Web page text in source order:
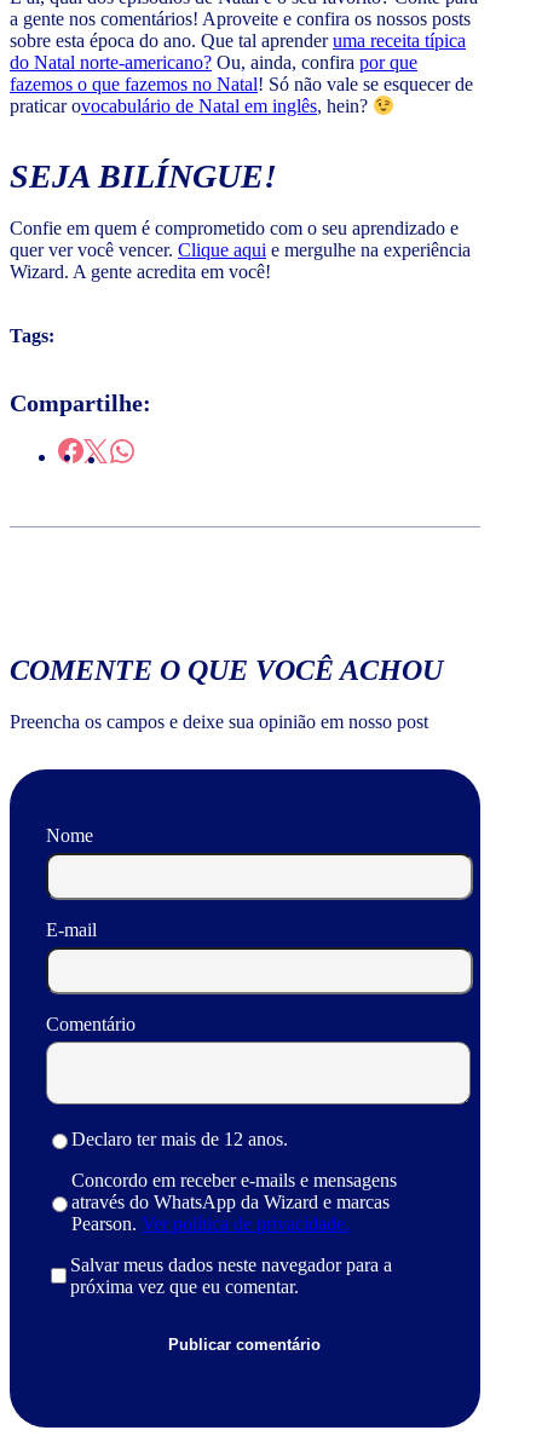
a gente nos comentários! Aproveite e confira os nossos posts
sobre esta época do ano. Que tal aprenderuma receita típica
do Natal norte-americano? Ou, ainda, confira por que
fazemos o que fazemos no Natal! Só não vale se esquecer de
praticar ovocabulário de Natal em inglês, hein?
SEJA BILÍNGUE!
Confie em quem é comprometido com o seu aprendizado e
quer ver você vencer. Clique aqui e mergulhe na experiência
Wizard. A gente acredita em você!
Tags:
Compartilhe:
COMENTE O QUE VOCÊ ACHOU
Preencha os campos e deixe sua opinião em nosso post
Nome
E-mail
Comentário
Declaro ter mais de 12 anos.
Concordo em receber e-mails e mensagens
através do WhatsApp da Wizard e marcas
Pearson. Ver política de privacidade.
Salvar meus dados neste navegador para a
próxima vez que eu comentar.